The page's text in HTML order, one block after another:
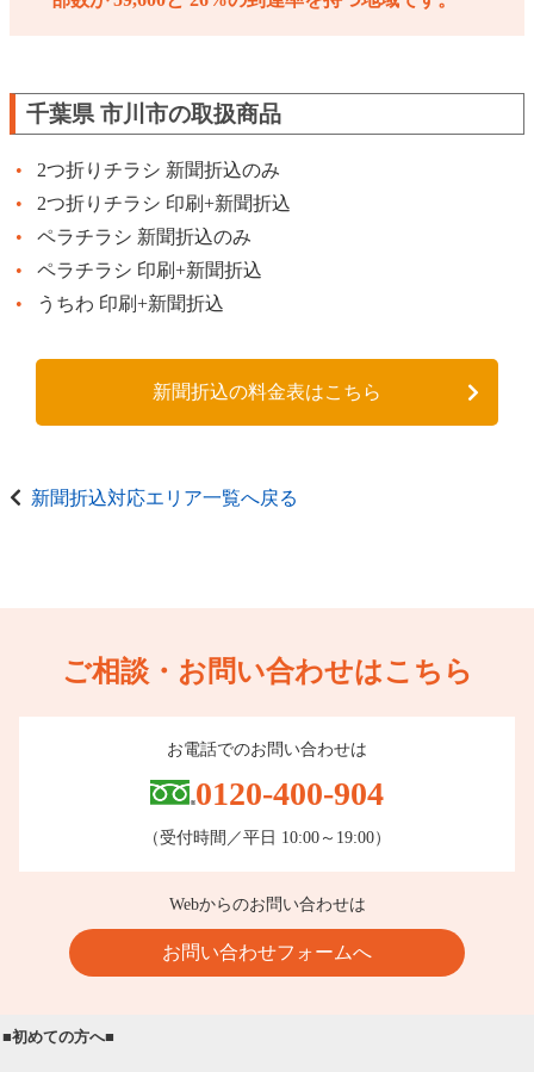
千葉県 市川市の取扱商品
2つ折りチラシ 新聞折込のみ
2つ折りチラシ 印刷+新聞折込
ペラチラシ 新聞折込のみ
ペラチラシ 印刷+新聞折込
うちわ 印刷+新聞折込
新聞折込の料金表はこちら
新聞折込対応エリア一覧へ戻る
ご相談・お問い合わせはこちら
お電話でのお問い合わせは
0120-400-904
（受付時間／平日 10:00～19:00）
Webからのお問い合わせは
お問い合わせフォームへ
■初めての方へ■